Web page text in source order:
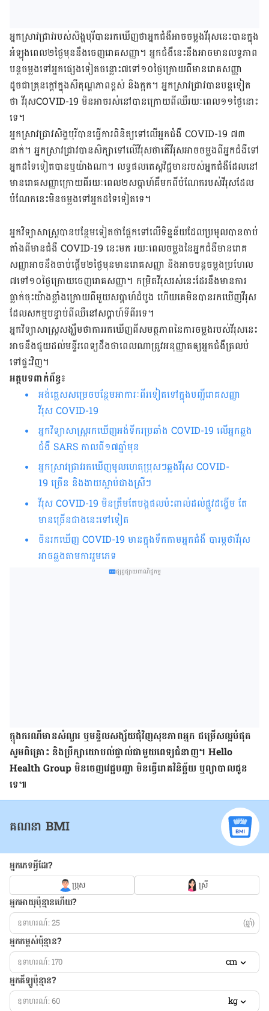
អ្នក​ស្រាវជ្រាវ​របស់​សិង្ហបុរី​បាន​រកឃើញ​ថា​អ្នក​ជំងឺ​អាច​ចម្លង​វីរុស​នេះ​បាន​ក្នុង​
អំឡុងពេល​២ថ្ងៃ​មុន​នឹង​ចេញរោគសញ្ញា​។ អ្នក​ជំងឺ​នេះ​នឹងអាចមាន​លទ្ធភាព​​​
បន្ត​ចម្លងទៅ​អ្នក​ផ្សេងទៀត​​ចន្លោះ​៧​ទៅ​១០​ថ្ងៃ​ក្រោយ​ពី​មាន​រោគសញ្ញា​
ដូចជា​គ្រុនក្ដៅ​ក្នុង​សីតុណ្ហភាព​ខ្ពស់ និង​ក្អក​។ អ្នក​ស្រាវ​ជ្រាវ​បាន​បន្ត​ទៀត​
ថា​ វីរុស​COVID-19 មិន​អាច​រស់​នៅ​បាន​ក្រោយពី​ឈឺ​រយៈពេល​១១​ថ្ងៃ​នោះ​
ទេ។
អ្នកស្រាវជ្រាវ​សិង្ហបុរី​បាន​ធ្វើ​ការ​ពិនិត្យ​ទៅ​លើ​អ្នក​ជំងឺ COVID-19 ៧៣​
នាក់។ អ្នកស្រាវជ្រាវ​​បាន​សិក្សា​ទៅ​លើ​វីរុស​ថា​តើ​វីរុស​អាច​ចម្លង​ពី​អ្នក​ជំងឺ​ទៅ​
អ្នក​ដទៃ​ទៀត​បាន​ឬ​យ៉ាង​ណា។ លទ្ធផល​តេស្ដ​វិជ្ជមាន​របស់​អ្នក​ជំងឺ​ដែល​នៅ​
មាន​រោគសញ្ញា​ក្រោយ​ពី​រយៈពេល​២​សប្តាហ៍​គឺ​មក​ពី​បំណែក​របស់​វីរុស​ដែល​
បំណែក​នេះ​មិន​ចម្លង​ទៅ​អ្នក​ដទៃ​ទៀត​ទេ។
អ្នកវិទ្យាសាស្ត្រ​បាន​បន្ថែម​ទៀត​ថា​ផ្អែក​ទៅ​លើ​ទិន្នន័យ​ដែល​​ប្រមូល​បាន​ចាប់​
តាំង​ពី​មាន​ជំងឺ COVID-19 នេះ​មក រយៈពេល​ចម្លង​នៃ​អ្នក​ជំងឺ​មាន​រោគ
សញ្ញា​អាច​នឹង​ចាប់ផ្ដើម​២ថ្ងៃ​មុន​មាន​រោគសញ្ញា និង​អាច​បន្ត​ចម្លង​ប្រហែល​
៧​ទៅ​១០​ថ្ងៃ​ក្រោយ​ចេញ​រោគសញ្ញា។ កម្រិត​វីរុស​រស់​នេះ​ដែរ​នឹង​មាន​ការ​
ធ្លាក់​ចុះ​យ៉ាង​ខ្លាំង​ក្រោយ​ពី​​មួយ​សប្ដាហ៍​ដំបូង​ ហើយ​គេ​មិន​បាន​រក​ឃើញ​វីរុស​
ដែល​សកម្ម​បន្ទាប់ពី​ឈឺ​នៅ​សប្ដាហ៍​ទីពីរ​​ទេ។
អ្នកវិទ្យាសាស្ត្រ​សង្ឃឹម​ថា​ការ​រកឃើញ​ពី​សមត្ថភាព​នៃ​ការ​ចម្លង​របស់​វីរុស​នេះ​
អាច​នឹង​ជួយ​ដល់​មន្ទីរពេទ្យ​ដឹង​ថា​ពេល​ណា​ត្រូវ​អនុញ្ញាត​ឲ្យ​អ្នកជំងឺ​ត្រលប់​
ទៅ​ផ្ទះ​វិញ។
អត្ថបទពាក់ព័ន្ធ៖
អង់គ្លេសសម្រេចបន្ថែមអាការៈពីរទៀតទៅក្នុង​បញ្ជីរោគសញ្ញា
វីរុសCOVID-19
អ្នកវិទ្យាសាស្រ្តរកឃើញអង់ទីករប្រឆាំង COVID-19 លើអ្នកឆ្លង
ជំងឺ SARS កាលពី១៧ឆ្នាំមុន
អ្នកស្រាវជ្រាវ​រកឃើញមូលហេតុ​ប្រុសៗ​ឆ្លង​វីរុសCOVID-
19 ច្រើន និងងាយ​ស្លាប់​ជាង​ស្រីៗ
វីរុសCOVID-19 មិនត្រឹមតែបង្កផលប៉ះពាល់​ដល់​ផ្លូវ​ដង្ហើម តែ
មាន​ច្រើនជាង​នេះទៅ​ទៀត
ចិនរកឃើញ​ COVID-19 មាន​ក្នុងទឹកកាមអ្នកជំងឺ បារម្ភថាវីរុស
អាចឆ្លង​តាមការរួមភេទ
ផ្សព្វផ្សាយពាណិជ្ជកម្ម
ក្នុង​ករណី​មាន​សំណួរ ឬ​មន្ទិលសង្ស័យ​ជុំវិញ​សុខភាព​អ្នក ជម្រើស​ល្អ​បំផុត
សូម​ពិគ្រោះ និង​ប្រឹក្សា​យោបល់​ផ្ទាល់​ជាមួយ​ពេទ្យ​ជំនាញ។ Hello
Health Groupមិន​ចេញ​វេជ្ជបញ្ជា មិន​ធ្វើ​រោគវិនិច្ឆ័យ ឬ​ព្យាបាល​ជូន​
ទេ៕
គណនា BMI
អ្នកភេទអ្វីដែរ?
ប្រុស ស្រី
អ្នកអាយុប៉ុន្មានហើយ?
(ឆ្នាំ)
អ្នកកម្ពស់ប៉ុន្មាន?
cm
អ្នកគីឡូប៉ុន្មាន?
kg